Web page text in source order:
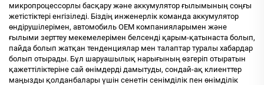
микропроцессорлы басқару және аккумулятор ғылымының соңғы
жетістіктері енгізіледі. Біздің инженерлік команда аккумулятор
өндірушілерімен, автомобиль OEM компанияларымен және
ғылыми зерттеу мекемелерімен белсенді қарым-қатынаста болып,
пайда болып жатқан тенденциялар мен талаптар туралы хабардар
болып отырады. Бұл шаруашылық нарығының өзгеріп отыратын
қажеттіліктеріне сай өнімдерді дамытуды, сондай-ақ клиенттер
маңызды қолданбалары үшін сенетін сенімділік пен өнімділік